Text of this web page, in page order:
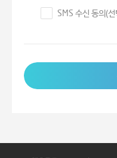
SMS 수신 동의(선